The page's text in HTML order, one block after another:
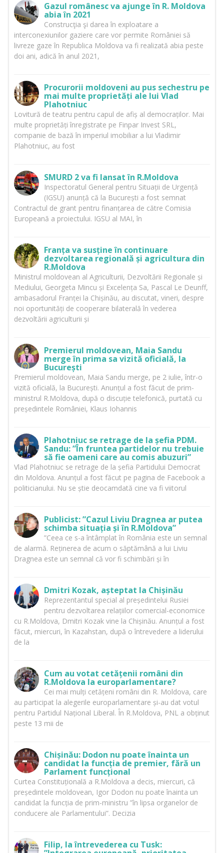
Gazul românesc va ajunge în R. Moldova
abia în 2021
Construcţia şi darea în exploatare a
interconexiunilor gaziere care vor permite României să
livreze gaze în Republica Moldova va fi realizată abia peste
doi ani, adică în anul 2021,
Procurorii moldoveni au pus sechestru pe
mai multe proprietăți ale lui Vlad
Plahotniuc
Lovitură de teatru pentru capul de afiș al democraților. Mai
multe proprietăți înregistrate pe Finpar Invest SRL,
companie de bază în imperiul imobiliar a lui Vladimir
Plahotniuc, au fost
SMURD 2 va fi lansat în R.Moldova
Inspectoratul General pentru Situații de Urgență
(IGSU) anunță că la București a fost semnat
Contractul de grant pentru finanțarea de către Comisia
Europeană a proiectului. IGSU al MAI, în
Franța va susține în continuare
dezvoltarea regională și agricultura din
R.Moldova
Ministrul moldovean al Agriculturii, Dezvoltării Regionale și
Mediului, Georgeta Mincu și Excelența Sa, Pascal Le Deunff,
ambasadorul Franței la Chișinău, au discutat, vineri, despre
noi oportunități de cooperare bilaterală în vederea
dezvoltării agriculturii și
Premierul moldovean, Maia Sandu
merge în prima sa vizită oficială, la
București
Premierul moldovean, Maia Sandu merge, pe 2 iulie, într-o
vizită oficială, la București. Anunțul a fost făcut de prim-
ministrul R.Moldova, după o discuție telefonică, purtată cu
președintele României, Klaus Iohannis
Plahotniuc se retrage de la șefia PDM.
Sandu: ”În fruntea partidelor nu trebuie
să fie oameni care au comis abuzuri”
Vlad Plahotniuc se retrage de la șefia Partidului Democrat
din Moldova. Anunțul a fost făcut pe pagina de Facebook a
politicianului. Nu se știe deocamdată cine va fi viitorul
Publicist: ”Cazul Liviu Dragnea ar putea
schimba situația și în R.Moldova”
”Ceea ce s-a întâmplat în România este un semnal
de alarmă. Reținerea de acum o săptămână a lui Liviu
Dragnea este un semnal că vor fi schimbări și în
Dmitri Kozak, așteptat la Chișinău
Reprezentantul special al președintelui Rusiei
pentru dezvoltarea relațiilor comercial-economice
cu R.Moldova, Dmitri Kozak vine la Chișinău. Anunțul a fost
făcut, miercuri, în Kazahstan, după o întrevedere a liderului
de la
Cum au votat cetățenii români din
R.Moldova la europarlamentare?
Cei mai mulți cetățeni români din R. Moldova, care
au participat la alegerile europarlamentare și-au dat votul
pentru Partidul Național Liberal. În R.Moldova, PNL a obținut
peste 13 mii de
Chișinău: Dodon nu poate înainta un
candidat la funcția de premier, fără un
Parlament funcțional
Curtea Constituțională a R.Moldova a decis, miercuri, că
președintele moldovean, Igor Dodon nu poate înainta un
candidat la funcția de prim-ministru ”în lipsa organelor de
conducere ale Parlamentului”. Decizia
Filip, la întrevederea cu Tusk: